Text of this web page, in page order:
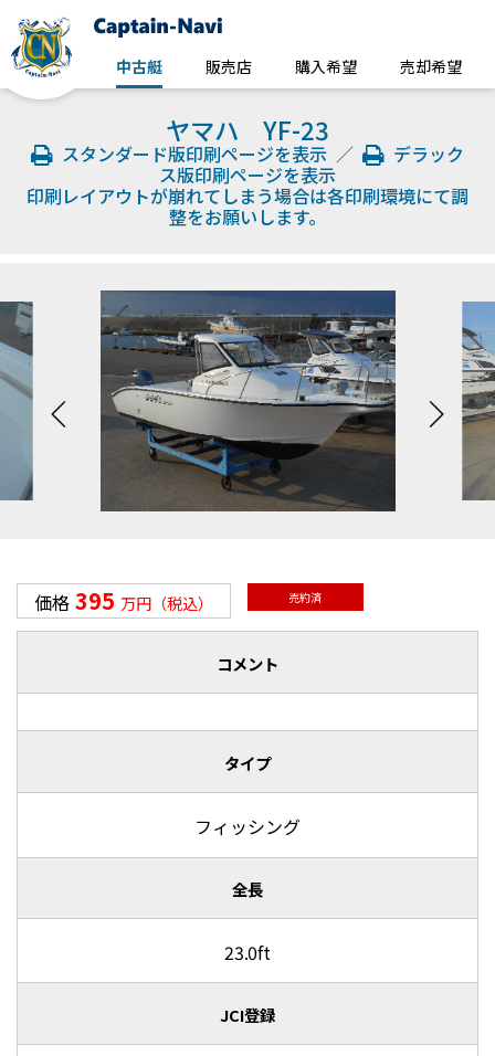
中古艇 販売店 購入希望 売却希望
ヤマハ YF-23
スタンダード版印刷ページを表示 ／
デラック
ス版印刷ページを表示
印刷レイアウトが崩れてしまう場合は各印刷環境にて調
整をお願いします。
価格 395 万円（税込） 売約済
コメント
タイプ
フィッシング
全長
23.0ft
JCI登録